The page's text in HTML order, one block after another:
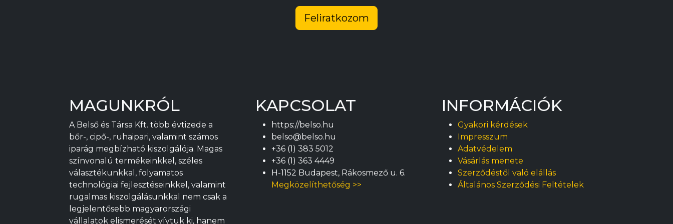
Feliratkozom
MAGUNKRÓL
A Belső és Társa Kft. több évtizede a
bőr-, cipő-, ruhaipari, valamint számos
iparág megbízható kiszolgálója. Magas
színvonalú termékeinkkel, széles
választékunkkal, folyamatos
technológiai fejlesztéseinkkel, valamint
rugalmas kiszolgálásunkkal nem csak a
legjelentősebb magyarországi
vállalatok elismerését vívtuk ki, hanem
KAPCSOLAT
https://belso.hu
belso@belso.hu
+36 (1) 383 5012
+36 (1) 363 4449
H-1152 Budapest, Rákosmező u. 6.
Megközelíthetőség >>
INFORMÁCIÓK
Gyakori kérdések
Impresszum
Adatvédelem
Vásárlás menete
Szerződéstől való elállás
Általános Szerződési Feltételek